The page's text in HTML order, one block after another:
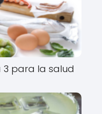
3 para la salud